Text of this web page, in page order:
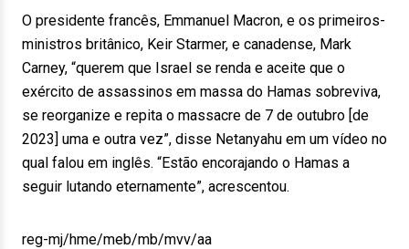
O presidente francês, Emmanuel Macron, e os primeiros-
ministros britânico, Keir Starmer, e canadense, Mark
Carney, “querem que Israel se renda e aceite que o
exército de assassinos em massa do Hamas sobreviva,
se reorganize e repita o massacre de 7 de outubro [de
2023] uma e outra vez”, disse Netanyahu em um vídeo no
qual falou em inglês. “Estão encorajando o Hamas a
seguir lutando eternamente”, acrescentou.
reg-mj/hme/meb/mb/mvv/aa